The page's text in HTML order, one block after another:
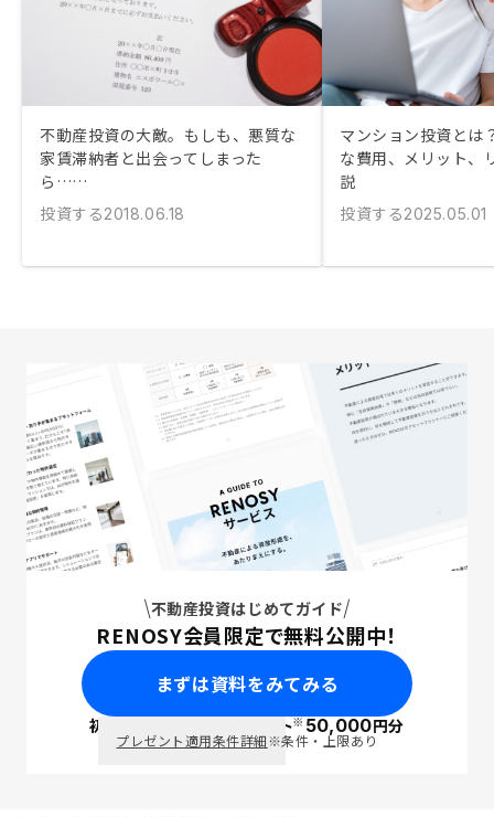
不動産投資の大敵。もしも、悪質な
家賃滞納者と出会ってしまった
ら……
投資する2018.06.18
マンション投資とは
な費用、メリット、
説
投資する2025.05.01
不動産投資はじめてガイド
RENOSY会員限定で無料公開中！
まずは資料をみてみる
初回面談で ポイント※50,000円分
プレゼント適用条件詳細※条件・上限あり